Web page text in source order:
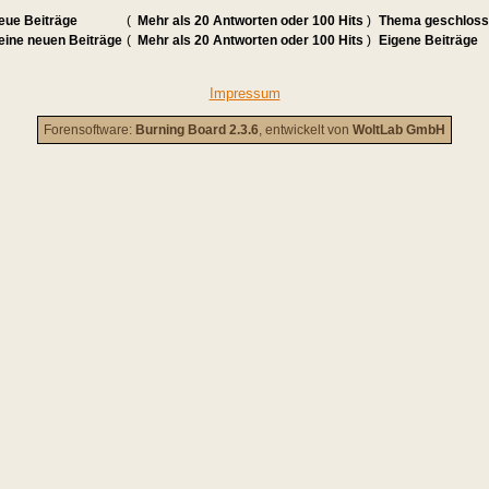
Beiträge ( Mehr als 20 Antworten oder 100 Hits ) Thema
neuen Beiträge ( Mehr als 20 Antworten oder 100 Hits ) Eigene Beiträge
Impressum
Forensoftware: Burning Board 2.3.6, entwickelt von WoltLab GmbH